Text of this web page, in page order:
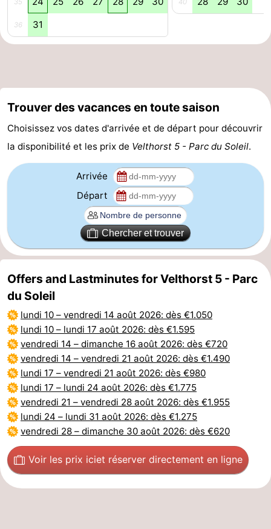
Méridionale
Leiden
Bollenstreek
Nature
Hollands
-
Katwijk
-
La
-
Rockanje
Météo
35
36 31
40
Trouver des vacances en toute saison
Choisissez vos dates d'arrivée et de départ pour découvrir
la disponibilité et les prix de Velthorst 5 - Parc du Soleil.
Arrivée
Départ
Chercher et trouver
Offers and Lastminutes for Velthorst 5 - Parc
du Soleil
lundi 10 – vendredi 14 août 2026: dès €1.050
lundi 10 – lundi 17 août 2026: dès €1.595
vendredi 14 – dimanche 16 août 2026: dès €720
vendredi 14 – vendredi 21 août 2026: dès €1.490
lundi 17 – vendredi 21 août 2026: dès €980
lundi 17 – lundi 24 août 2026: dès €1.775
vendredi 21 – vendredi 28 août 2026: dès €1.955
lundi 24 – lundi 31 août 2026: dès €1.275
vendredi 28 – dimanche 30 août 2026: dès €620
Voir les prix iciet réserver directement en ligne